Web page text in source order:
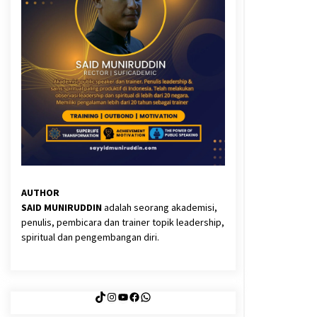
Said Muniruddin Latih Mental dan
Spiritual 80 Siswa YPHC
3 months ago
Eksistensi Iran dalam Tiga Ayat:
Memahami Aliansi Yahudi dan
Kristen dalam Dinamika Nubuwwat
4 months ago
AUTHOR
SAID MUNIRUDDINadalah seorang akademisi,
penulis, pembicara dan trainer topik leadership,
spiritual dan pengembangan diri.
TikTok
Instagram
YouTube
Facebook
WhatsApp